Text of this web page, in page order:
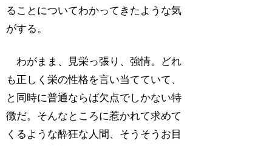
ることについてわかってきたような気
がする。
わがまま、見栄っ張り、強情。どれ
も正しく栄の性格を言い当てていて、
と同時に普通ならば欠点でしかない特
徴だ。そんなところに惹かれて求めて
くるような酔狂な人間、そうそうお目